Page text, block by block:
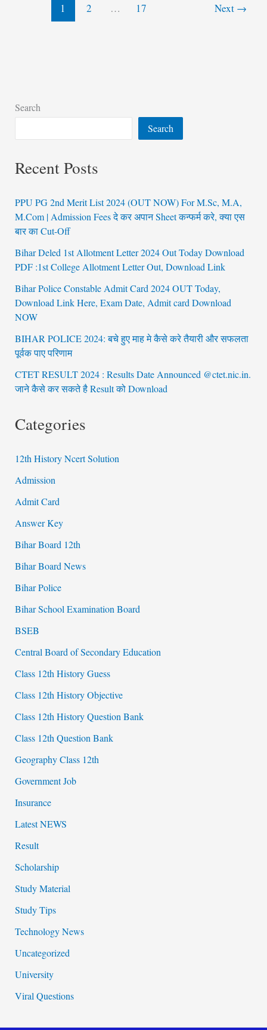
1 2 … 17 Next →
Search
Search
Recent Posts
PPU PG 2nd Merit List 2024 (OUT NOW) For M.Sc, M.A,
M.Com | Admission Fees दे कर अपान Sheet कन्फर्म करे, क्या एस
बार का Cut-Off
Bihar Deled 1st Allotment Letter 2024 Out Today Download
PDF :1st College Allotment Letter Out, Download Link
Bihar Police Constable Admit Card 2024 OUT Today,
Download Link Here, Exam Date, Admit card Download
NOW
BIHAR POLICE 2024: बचे हुए माह मे कैसे करे तैयारी और सफलता
पूर्वक पाए परिणाम
CTET RESULT 2024 : Results Date Announced @ctet.nic.in.
जाने कैसे कर सकते है Result को Download
Categories
12th History Ncert Solution
Admission
Admit Card
Answer Key
Bihar Board 12th
Bihar Board News
Bihar Police
Bihar School Examination Board
BSEB
Central Board of Secondary Education
Class 12th History Guess
Class 12th History Objective
Class 12th History Question Bank
Class 12th Question Bank
Geography Class 12th
Government Job
Insurance
Latest NEWS
Result
Scholarship
Study Material
Study Tips
Technology News
Uncategorized
University
Viral Questions